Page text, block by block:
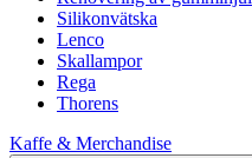
Silikonvätska
Lenco
Skallampor
Rega
Thorens
Kaffe & Merchandise